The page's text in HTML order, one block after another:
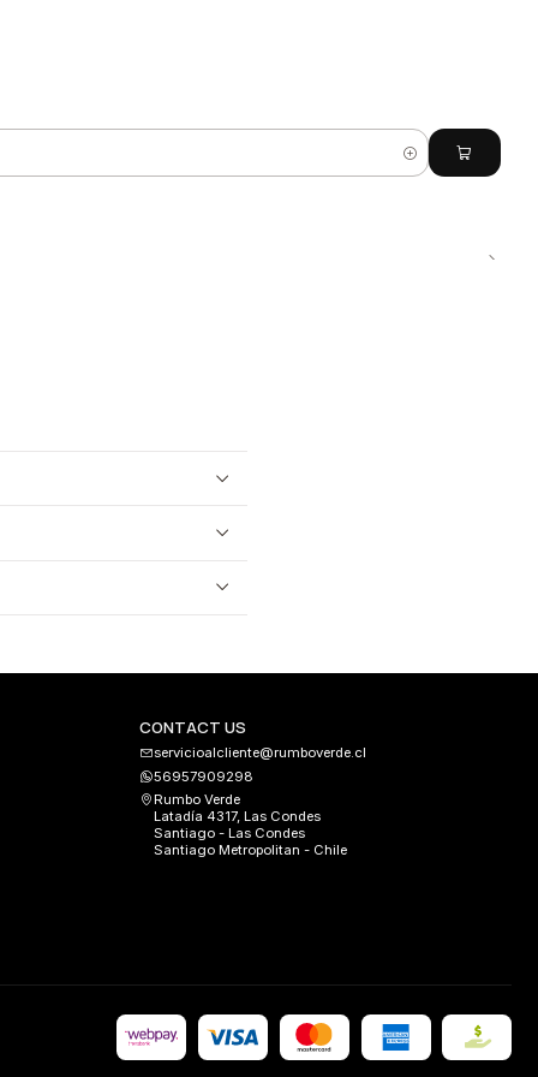
CONTACT US
servicioalcliente@rumboverde.cl
56957909298
Rumbo Verde
Latadía 4317, Las Condes
Santiago - Las Condes
Santiago Metropolitan - Chile